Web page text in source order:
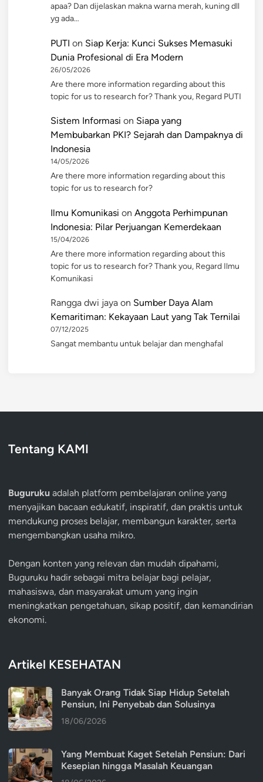
apaa? Dan dijelaskan makna warna merah, kuning dll
yg ada…
PUTI on Siap Kerja: Kunci Sukses Memasuki
Dunia Profesional di Era Modern
26/05/2026
Are there more information regarding about this
topic for us to research for? Thank you, Regard PUTI
Sistem Informasi on Siapa yang
Membubarkan PKI? Sejarah dan Dampaknya di
Indonesia
14/05/2026
Are there more information regarding about this
topic for us to research for?
Ilmu Komunikasi on Anggota Perhimpunan
Indonesia: Pilar Perjuangan Kemerdekaan
15/04/2026
Are there more information regarding about this
topic for us to research for? Thank you, Regard Ilmu
Komunikasi
Rangga dwi jaya on Sumber Daya Alam
Kemaritiman: Kekayaan Laut yang Tak Ternilai
07/12/2025
Sangat membantu untuk belajar dan menghafal
Tentang KAMI
Buguruku adalah platform pembelajaran online yang
menyajikan bacaan edukatif, inspiratif, dan praktis untuk
mendukung proses belajar, membangun karakter, serta
mengembangkan usaha mikro.
Dengan konten yang relevan dan mudah dipahami,
Buguruku hadir sebagai mitra belajar bagi pelajar,
mahasiswa, dan masyarakat umum yang ingin
meningkatkan pengetahuan, sikap positif, dan kemandirian
ekonomi.
Artikel KESEHATAN
Banyak Orang Tidak Siap Hidup Setelah
Pensiun, Ini Penyebab dan Solusinya
18/06/2026
Yang Membuat Kaget Setelah Pensiun: Dari
Kesepian hingga Masalah Keuangan